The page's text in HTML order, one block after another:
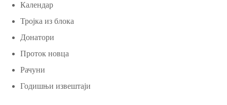
Календар
Тројка из блока
Донатори
Проток новца
Рачуни
Годишњи извештаји